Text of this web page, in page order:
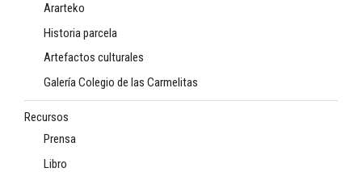
Ararteko
Historia parcela
Artefactos culturales
Galería Colegio de las Carmelitas
Recursos
Prensa
Libro